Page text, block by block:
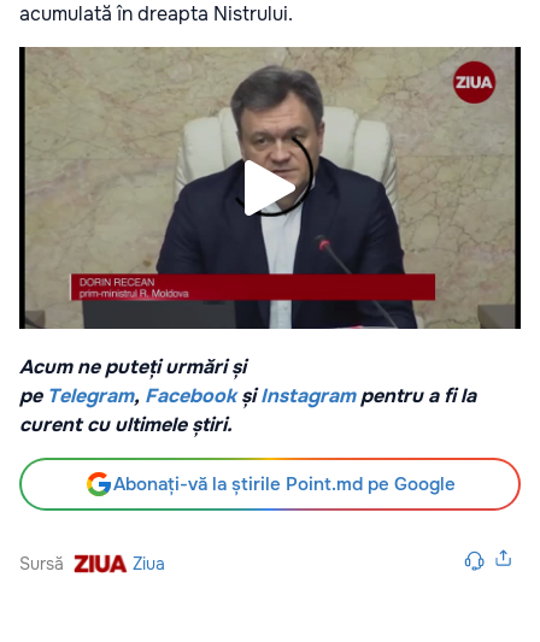
acumulată în dreapta Nistrului.
Acum ne puteți urmări și
pe Telegram, FacebookșiInstagrampentru a fi la
curent cu ultimele știri.
Abonați-vă la știrile Point.md pe Google
Sursă Ziua